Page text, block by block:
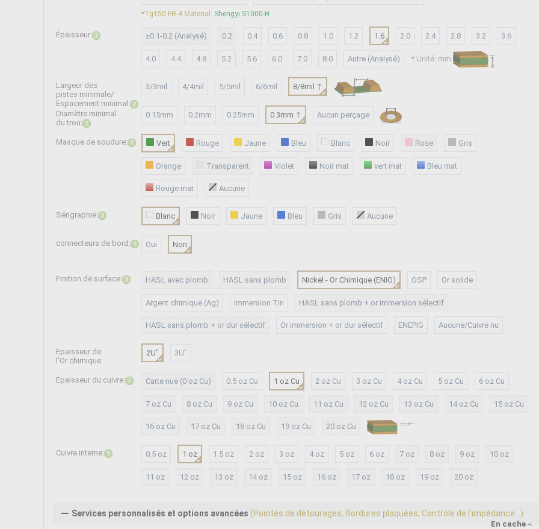
*Tg150 FR-4 Material: Shengyi S1000-H
Épaisseur: ≥0.1-0.2 (Analysé) 0.2 0.4 0.6 0.8 1.0 1.2 1.6 2.0 2.4 2.8 3.2 3.6
4.0 4.4 4.8 5.2 5.6 6.0 7.0 8.0 Autre (Analysé) * Unité: mm
Largeur des
pistes minimale/
Espacement minimal:
3/3mil 4/4mil 5/5mil 6/6mil 8/8mil ↑
Diamètre minimal
du trou:
0.15mm 0.2mm 0.25mm 0.3mm ↑ Aucun perçage
Masque de soudure: Vert Rouge Jaune Bleu Blanc Noir Rose Gris
Orange Transparent Violet Noir mat vert mat Bleu mat
Rouge mat Aucune
Sérigraphie: Blanc Noir Jaune Bleu Gris Aucune
connecteurs de bord: Oui Non
Finition de surface: HASL avec plomb HASL sans plomb Nickel - Or Chimique (ENIG) OSP Or solide
Argent chimique (Ag) Immersion Tin HASL sans plomb + or immersion sélectif
HASL sans plomb + or dur sélectif Or immersion + or dur sélectif ENEPIG Aucune/Cuivre nu
Epaisseur de
l'Or chimique:
2U" 3U"
Epaisseur du cuivre: Carte nue (0 oz Cu) 0.5 oz Cu 1 oz Cu 2 oz Cu 3 oz Cu 4 oz Cu 5 oz Cu 6 oz Cu
7 oz Cu 8 oz Cu 9 oz Cu 10 oz Cu 11 oz Cu 12 oz Cu 13 oz Cu 14 oz Cu 15 oz Cu
16 oz Cu 17 oz Cu 18 oz Cu 19 oz Cu 20 oz Cu
Cuivre interne: 0.5 oz 1 oz 1.5 oz 2 oz 3 oz 4 oz 5 oz 6 oz 7 oz 8 oz 9 oz 10 oz
11 oz 12 oz 13 oz 14 oz 15 oz 16 oz 17 oz 18 oz 19 oz 20 oz
Services personnalisés et options avancées (Pointes de détourages, Bordures plaquées, Contrôle de l’impédance...)
En cache